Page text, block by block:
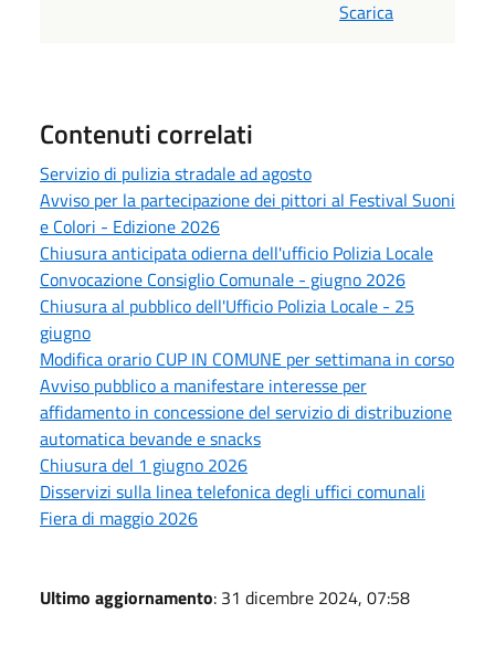
Scarica
Contenuti correlati
Servizio di pulizia stradale ad agosto
Avviso per la partecipazione dei pittori al Festival Suoni
e Colori - Edizione 2026
Chiusura anticipata odierna dell'ufficio Polizia Locale
Convocazione Consiglio Comunale - giugno 2026
Chiusura al pubblico dell'Ufficio Polizia Locale - 25
giugno
Modifica orario CUP IN COMUNE per settimana in corso
Avviso pubblico a manifestare interesse per
affidamento in concessione del servizio di distribuzione
automatica bevande e snacks
Chiusura del 1 giugno 2026
Disservizi sulla linea telefonica degli uffici comunali
Fiera di maggio 2026
Ultimo aggiornamento: 31 dicembre 2024, 07:58